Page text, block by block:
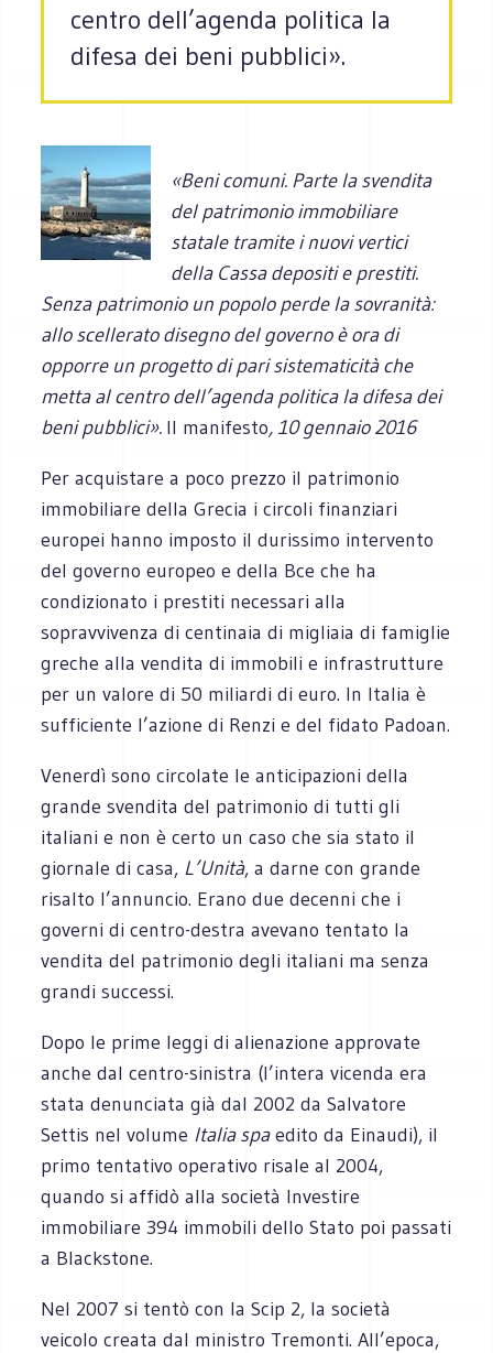
centro dell’agenda politica la
difesa dei beni pubblici».
«Beni comuni. Parte la svendita
del patrimonio immobiliare
statale tramite i nuovi vertici
della Cassa depositi e prestiti.
Senza patrimonio un popolo perde la sovranità:
allo scellerato disegno del governo è ora di
opporre un progetto di pari sistematicità che
metta al centro dell’agenda politica la difesa dei
beni pubblici». Il manifesto, 10 gennaio 2016
Per acquistare a poco prezzo il patrimonio
immobiliare della Grecia i circoli finanziari
europei hanno imposto il durissimo intervento
del governo europeo e della Bce che ha
condizionato i prestiti necessari alla
sopravvivenza di centinaia di migliaia di famiglie
greche alla vendita di immobili e infrastrutture
per un valore di 50 miliardi di euro. In Italia è
sufficiente l’azione di Renzi e del fidato Padoan.
Venerdì sono circolate le anticipazioni della
grande svendita del patrimonio di tutti gli
italiani e non è certo un caso che sia stato il
giornale di casa, L’Unità, a darne con grande
risalto l’annuncio. Erano due decenni che i
governi di centro-destra avevano tentato la
vendita del patrimonio degli italiani ma senza
grandi successi.
Dopo le prime leggi di alienazione approvate
anche dal centro-sinistra (l’intera vicenda era
stata denunciata già dal 2002 da Salvatore
Settis nel volume Italia spaedito da Einaudi), il
primo tentativo operativo risale al 2004,
quando si affidò alla società Investire
immobiliare 394 immobili dello Stato poi passati
a Blackstone.
Nel 2007 si tentò con la Scip 2, la società
veicolo creata dal ministro Tremonti. All’epoca,